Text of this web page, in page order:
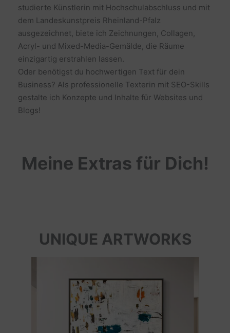
studierte Künstlerin mit Hochschulabschluss und mit
dem Landeskunstpreis Rheinland-Pfalz
ausgezeichnet, biete ich Zeichnungen, Collagen,
Acryl- und Mixed-Media-Gemälde, die Räume
einzigartig erstrahlen lassen.
Oder benötigst du hochwertigen Text für dein
Business? Als professionelle Texterin mit SEO-Skills
gestalte ich Konzepte und Inhalte für Websites und
Blogs!
Meine Extras für Dich!
UNIQUE ARTWORKS